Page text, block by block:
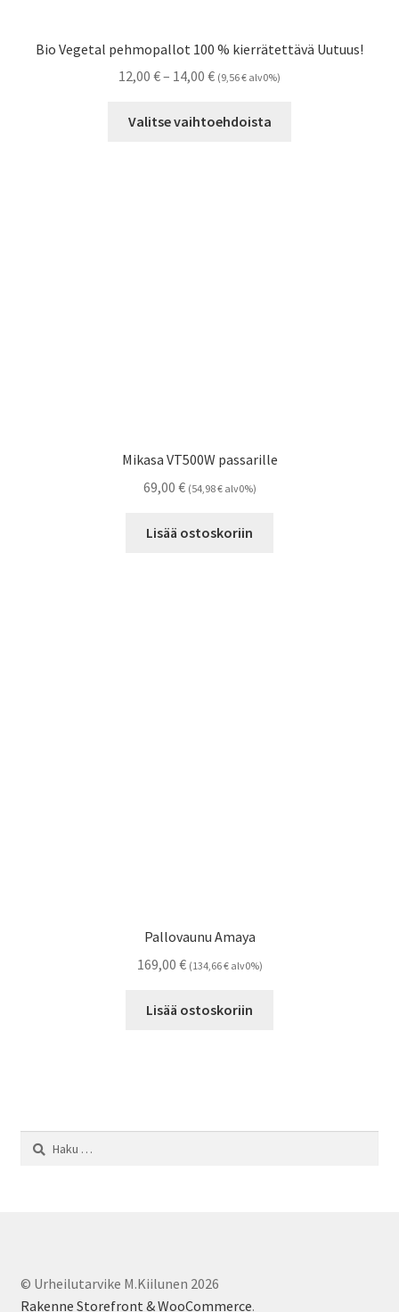
Bio Vegetal pehmopallot 100 % kierrätettävä Uutuus!
12,00 €– 14,00 €Hintaluokka:
-
(9,56€ alv0%)
Valitse vaihtoehdoista
Mikasa VT500W passarille
69,00 € (54,98€alv0%)
Lisää ostoskoriin
Pallovaunu Amaya
169,00 € (134,66€alv0%)
Lisää ostoskoriin
Haku:
© Urheilutarvike M.Kiilunen 2026
Rakenne Storefront & WooCommerce.